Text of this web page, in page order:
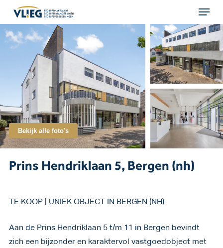
main
content
Menu
Bekijk alle foto's
Prins Hendriklaan 5, Bergen (nh)
TE KOOP | UNIEK OBJECT IN BERGEN (NH)
Aan de Prins Hendriklaan 5 t/m 11 in Bergen bevindt
zich een bijzonder en karaktervol vastgoedobject met